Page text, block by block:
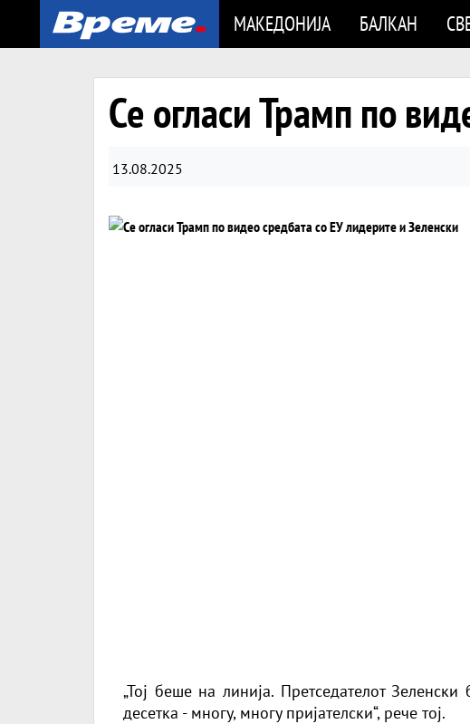
МАКЕДОНИЈА БАЛКАН
Се огласи Трамп по
13.08.2025
„Тој беше на линија. Претседателот
десетка - многу, многу пријателски“, рече тој.